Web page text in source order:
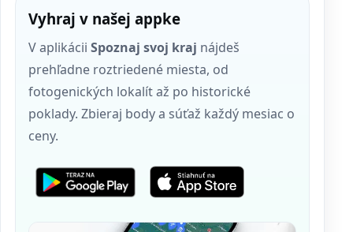
Vyhraj v našej appke
V aplikácii Spoznaj svoj kraj nájdeš
prehľadne roztriedené miesta, od
fotogenických lokalít až po historické
poklady. Zbieraj body a súťaž každý mesiac o
ceny.